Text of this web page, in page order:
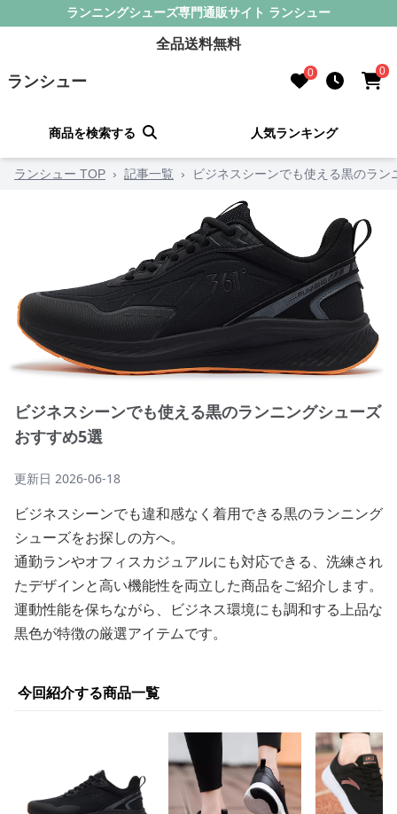
ランニングシューズ専門通販サイト ランシュー
全品送料無料
ランシュー 0 0
商品を検索する 人気ランキング
ランシュー TOP › 記事一覧 › ビジネスシーンでも使える黒のラ
ビジネスシーンでも使える黒のランニングシューズ
おすすめ5選
更新日 2026-06-18
ビジネスシーンでも違和感なく着用できる黒のランニング
シューズをお探しの方へ。
通勤ランやオフィスカジュアルにも対応できる、洗練され
たデザインと高い機能性を両立した商品をご紹介します。
運動性能を保ちながら、ビジネス環境にも調和する上品な
黒色が特徴の厳選アイテムです。
今回紹介する商品一覧